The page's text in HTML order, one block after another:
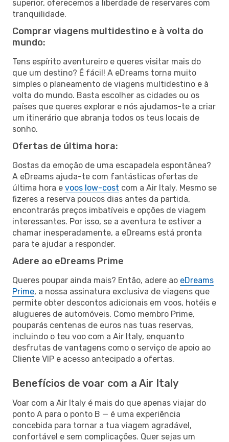
superior, oferecemos a liberdade de reservares com
tranquilidade.
Comprar viagens multidestino e à volta do
mundo:
Tens espírito aventureiro e queres visitar mais do
que um destino? É fácil! A eDreams torna muito
simples o planeamento de viagens multidestino e à
volta do mundo. Basta escolher as cidades ou os
países que queres explorar e nós ajudamos-te a criar
um itinerário que abranja todos os teus locais de
sonho.
Ofertas de última hora:
Gostas da emoção de uma escapadela espontânea?
A eDreams ajuda-te com fantásticas ofertas de
última hora e voos low-cost com a Air Italy. Mesmo se
fizeres a reserva poucos dias antes da partida,
encontrarás preços imbatíveis e opções de viagem
interessantes. Por isso, se a aventura te estiver a
chamar inesperadamente, a eDreams está pronta
para te ajudar a responder.
Adere ao eDreams Prime
Queres poupar ainda mais? Então, adere ao eDreams
Prime, a nossa assinatura exclusiva de viagens que
permite obter descontos adicionais em voos, hotéis e
alugueres de automóveis. Como membro Prime,
pouparás centenas de euros nas tuas reservas,
incluindo o teu voo com a Air Italy, enquanto
desfrutas de vantagens como o serviço de apoio ao
Cliente VIP e acesso antecipado a ofertas.
Benefícios de voar com a Air Italy
Voar com a Air Italy é mais do que apenas viajar do
ponto A para o ponto B — é uma experiência
concebida para tornar a tua viagem agradável,
confortável e sem complicações. Quer sejas um